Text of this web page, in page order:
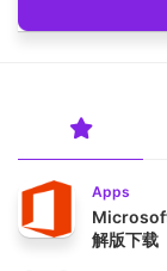
Apps
解版下载